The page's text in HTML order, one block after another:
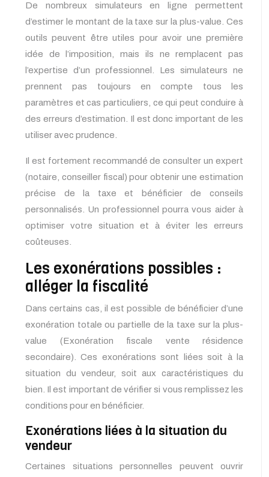
De nombreux simulateurs en ligne permettent
d’estimer le montant de la taxe sur la plus-value. Ces
outils peuvent être utiles pour avoir une première
idée de l’imposition, mais ils ne remplacent pas
l’expertise d’un professionnel. Les simulateurs ne
prennent pas toujours en compte tous les
paramètres et cas particuliers, ce qui peut conduire à
des erreurs d’estimation. Il est donc important de les
utiliser avec prudence.
Il est fortement recommandé de consulter un expert
(notaire, conseiller fiscal) pour obtenir une estimation
précise de la taxe et bénéficier de conseils
personnalisés. Un professionnel pourra vous aider à
optimiser votre situation et à éviter les erreurs
coûteuses.
Les exonérations possibles :
alléger la fiscalité
Dans certains cas, il est possible de bénéficier d’une
exonération totale ou partielle de la taxe sur la plus-
value (Exonération fiscale vente résidence
secondaire). Ces exonérations sont liées soit à la
situation du vendeur, soit aux caractéristiques du
bien. Il est important de vérifier si vous remplissez les
conditions pour en bénéficier.
Exonérations liées à la situation du
vendeur
Certaines situations personnelles peuvent ouvrir